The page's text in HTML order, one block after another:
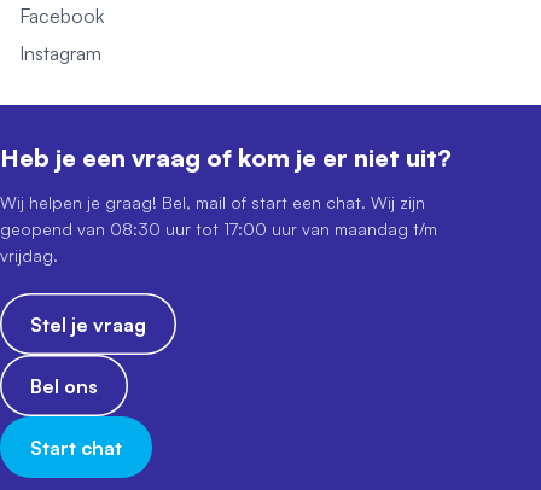
Facebook
Instagram
Heb je een vraag of kom je er niet uit?
Wij helpen je graag! Bel, mail of start een chat. Wij zijn
geopend van 08:30 uur tot 17:00 uur van maandag t/m
vrijdag.
Stel je vraag
Bel ons
Start chat